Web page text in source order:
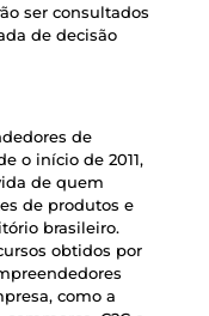
ser consultados
de decisão
de
o início de 2011,
de quem
de produtos e
brasileiro.
obtidos por
como a